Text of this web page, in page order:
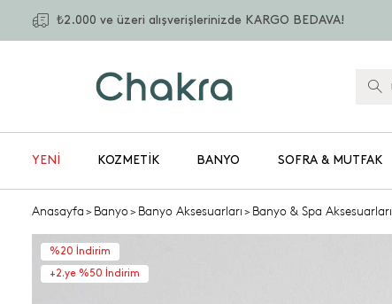
₺2.000 ve üzeri alışverişlerinizde KARGO BEDAVA!
YENİ KOZMETIK BANYO SOFRA & MUTFAK
Anasayfa>Banyo>Banyo Aksesuarları>Banyo & Spa Aksesuarları
%20 İndirim
+2.ye %50 İndirim